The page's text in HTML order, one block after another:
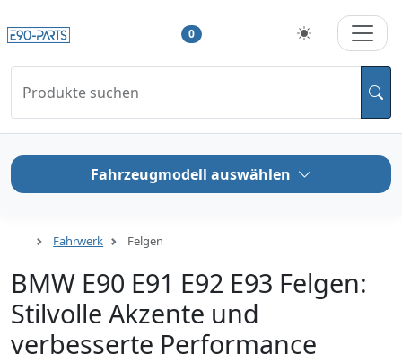
0
Produkte suchen
Fahrzeugmodell auswählen
Fahrwerk Felgen
BMW E90 E91 E92 E93 Felgen:
Stilvolle Akzente und
verbesserte Performance